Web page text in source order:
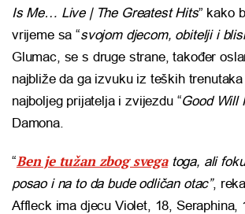
Is Me… Live | The Greatest Hits” kako
vrijeme sa “svojom djecom, obitelji i
Glumac, se s druge strane, također
najbliže da ga izvuku iz teških
najboljeg prijatelja i zvijezdu “Good Will
Damona.
“Ben je tužan zbog svegatoga, ali
posao i na to da bude odličan otac”,
Affleck ima djecu Violet, 18, Seraphina,